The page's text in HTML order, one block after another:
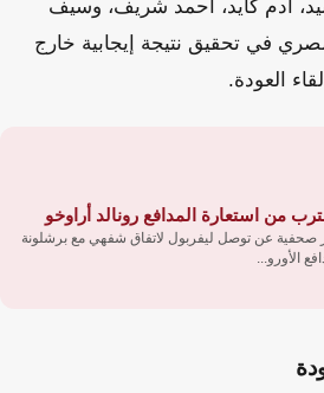
آدم كايد، أحمد شريف، وسيف
في تحقيق نتيجة إيجابية خارج
العودة.
من استعارة المدافع رونالد أراوخو
صحفية عن توصل ليفربول لاتفاق شفهي مع برشلونة
الأورو...